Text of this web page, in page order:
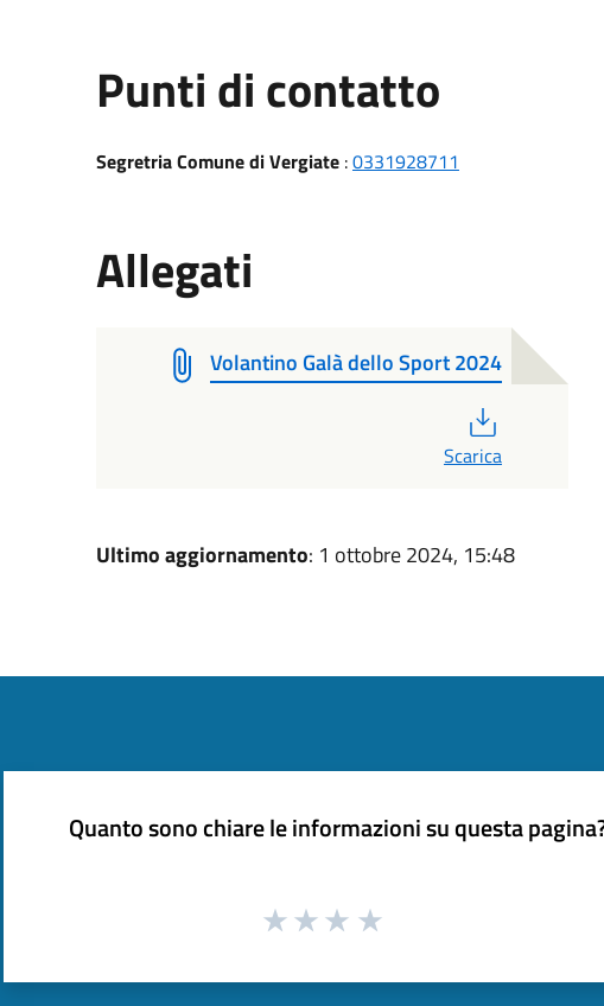
Punti di contatto
Segretria Comune di Vergiate:0331928711
Allegati
Volantino Galà dello Sport 2024
Scarica
Ultimo aggiornamento: 1 ottobre 2024, 15:48
Quanto sono chiare le informazioni su questa